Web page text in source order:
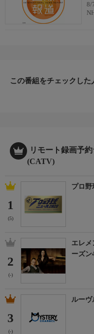
8/
この番組をチェックした
リモート録画予
(CATV)
1
(5)
プロ野
2
(-)
エレ
ーズン
3
(-)
ルーヴ